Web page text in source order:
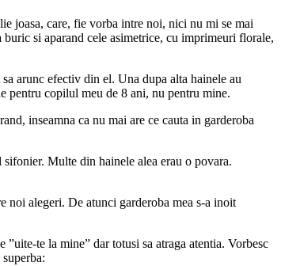
joasa, care, fie vorba intre noi, nici nu mi se mai
si aparand cele asimetrice, cu imprimeuri florale,
arunc efectiv din el. Una dupa alta hainele au
pentru copilul meu de 8 ani, nu pentru mine.
inseamna ca nu mai are ce cauta in garderoba
Multe din hainele alea erau o povara.
noi alegeri. De atunci garderoba mea s-a inoit
te la mine” dar totusi sa atraga atentia. Vorbesc